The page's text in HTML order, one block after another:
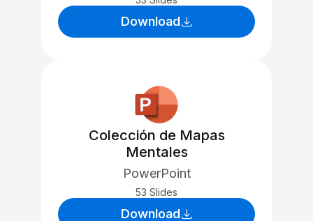
Download
Colección de Mapas
Mentales
PowerPoint
53 Slides
Download